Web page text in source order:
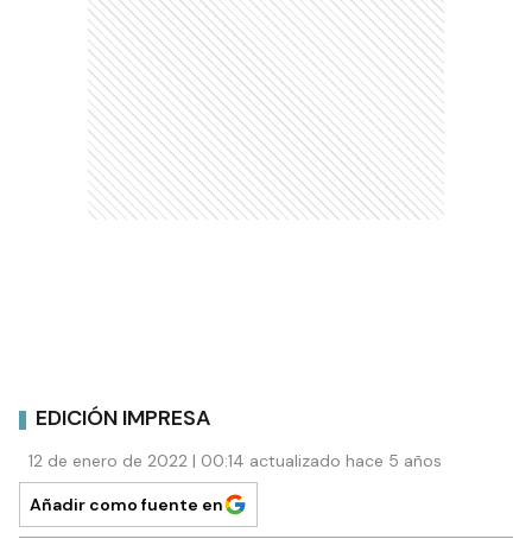
EDICIÓN IMPRESA
12 de enero de 2022 | 00:14 actualizado hace 5 años
Añadir como fuente en